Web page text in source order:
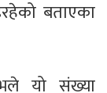
बताएका
यो संख्या